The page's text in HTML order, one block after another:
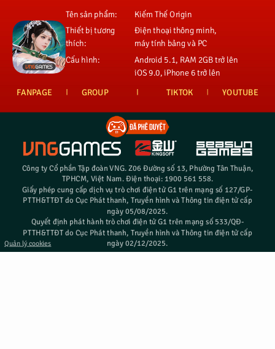
Tên sản phẩm:
Kiếm Thế Origin
Thiết bị tương
thích:
Điện thoại thông minh,
máy tính bảng và PC
Cấu hình:
Android 5.1, RAM 2GB trở lên
iOS 9.0, iPhone 6 trở lên
FANPAGE GROUP TIKTOK YOUTUBE
Công ty Cổ phần Tập đoàn VNG. Z06 Đường số 13, Phường Tân Thuận,
TPHCM, Việt Nam. Điện thoại: 1900 561 558.
Giấy phép cung cấp dịch vụ trò chơi điện tử G1 trên mạng số 127/GP-
PTTH&TTĐT do Cục Phát thanh, Truyền hình và Thông tin điện tử cấp
ngày 05/08/2025.
Quyết định phát hành trò chơi điện tử G1 trên mạng số 533/QĐ-
PTTH&TTĐT do Cục Phát thanh, Truyền hình và Thông tin điện tử cấp
ngày 02/12/2025.
Quản lý cookies